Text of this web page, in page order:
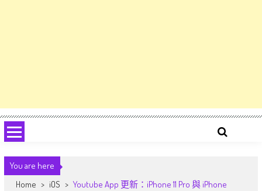
You are here
Home > iOS > Youtube App 更新：iPhone 11 Pro 與 iPhone